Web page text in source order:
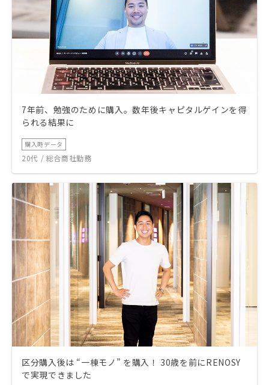
7年前、勉強のために購入。数年後キャピタルゲインを得
られる結果に
購入時データ
20代 / 総合商社勤務
区分購入後は “一棟モノ” を購入！ 30歳を前にRENOSY
で実現できました